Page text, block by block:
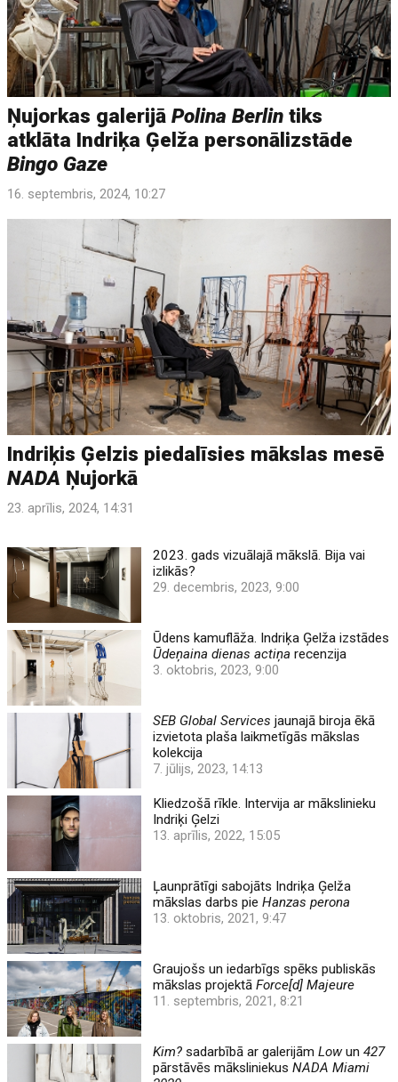
Ņujorkas galerijāPolina Berlin tiks
atklāta Indriķa Ģelža personālizstāde
Bingo Gaze
16. septembris, 2024, 10:27
Indriķis Ģelzis piedalīsies mākslas mesē
NADA Ņujorkā
23. aprīlis, 2024, 14:31
2023. gads vizuālajā mākslā. Bija vai
izlikās?
29. decembris, 2023, 9:00
Ūdens kamuflāža. Indriķa Ģelža izstādes
Ūdeņaina dienas actiņa recenzija
3. oktobris, 2023, 9:00
SEB Global Services jaunajā biroja ēkā
izvietota plaša laikmetīgās mākslas
kolekcija
7. jūlijs, 2023, 14:13
Kliedzošā rīkle. Intervija ar mākslinieku
Indriķi Ģelzi
13. aprīlis, 2022, 15:05
Ļaunprātīgi sabojāts Indriķa Ģelža
mākslas darbs pieHanzas perona
13. oktobris, 2021, 9:47
Graujošs un iedarbīgs spēks publiskās
mākslas projektāForce[d] Majeure
11. septembris, 2021, 8:21
Kim? sadarbībā ar galerijāmLowun427
pārstāvēs māksliniekusNADA Miami